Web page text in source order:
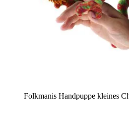
Folkmanis Handpuppe kleines